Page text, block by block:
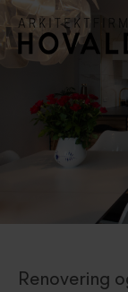
Renovering